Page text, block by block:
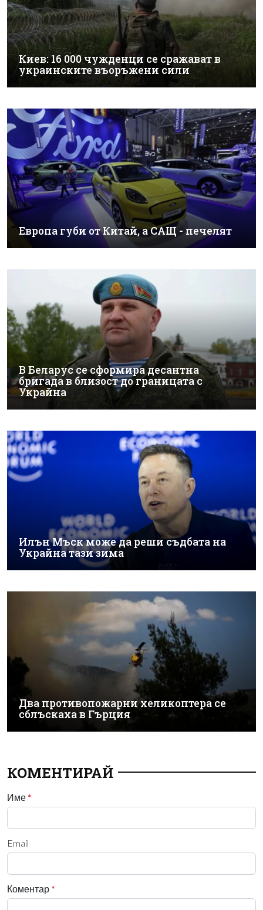
Киев: 16 000 чужденци се сражават в
украинските въоръжени сили
Европа губи от Китай, а САЩ - печелят
В Беларус се сформира десантна
бригада в близост до границата с
Украйна
Илън Мъск може да реши съдбата на
Украйна тази зима
Два противопожарни хеликоптера се
сблъскаха в Гърция
КОМЕНТИРАЙ
Име *
Email
Коментар *